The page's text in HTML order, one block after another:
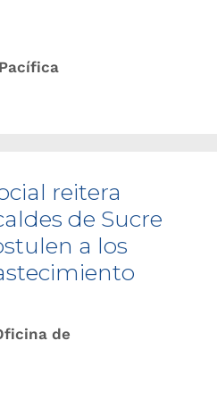
Pacífica
reitera
de Sucre
a los
de